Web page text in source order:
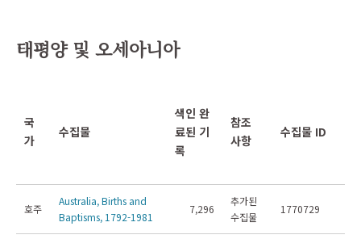
태평양 및 오세아니아
국
가
수집물
색인 완
료된 기
록
참조
사항
수집물 ID
호주
Australia, Births and
Baptisms, 1792-1981
7,296
추가된
수집물
1770729